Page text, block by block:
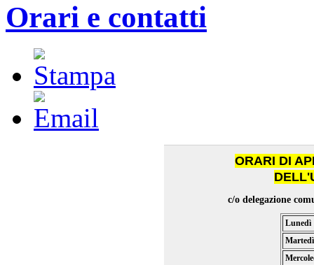
Orari e contatti
ORARI DI
c/o delegazione
Lunedì
Martedì